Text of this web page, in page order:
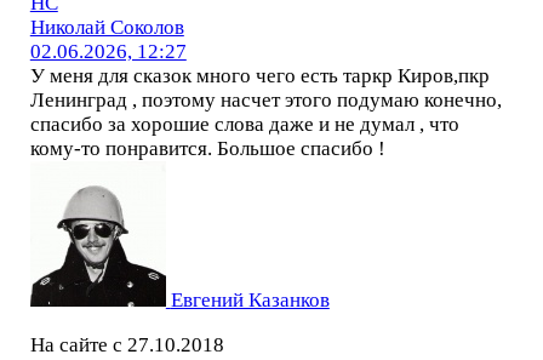
Николай Соколов
02.06.2026, 12:27
У меня для сказок много чего есть таркр Киров,пкр
Ленинград , поэтому насчет этого подумаю конечно,
спасибо за хорошие слова даже и не думал , что
кому-то понравится. Большое спасибо !
Евгений Казанков
На сайте с 27.10.2018